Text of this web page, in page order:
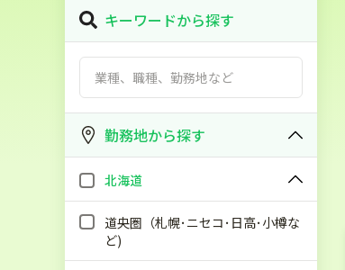
キーワードから探す
勤務地から探す
北海道
道央圏（札幌･ニセコ･日高･小樽な
ど)